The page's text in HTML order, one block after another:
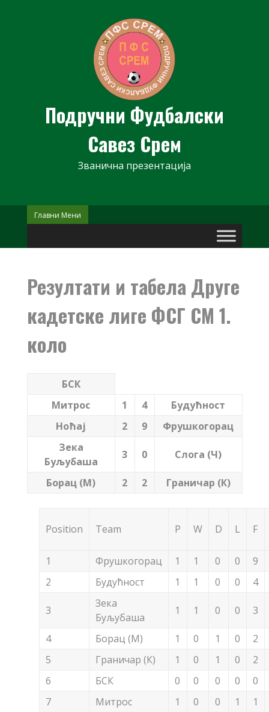
Подручни Фудбалски
Савез Срем
Званична презентација
Главни Мени
Резултати и табела Друге
кадетске лиге ФСГ СМ 1.
коло
БСК
Митрос
1 4
Будућност
Ноћај
2 9
Фрушкогорац
Зека
Буљубаша
3 0 Слога (Ч)
Борац (М) 2 2 Граничар (К)
Position Team P W D L F
1 Фрушкогорац 1 1 0 0
9
2
Будућност 1 1 0 0 4
3
Зека
Буљубаша
1 1 0 0 3
4 Борац (М) 1 0 1 0
2
5
Граничар (К) 1 0 1 0
2
6
БСК 0 0 0 0
0
7
Митрос 1 0 0 1
1